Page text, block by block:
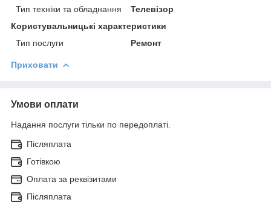
Тип техніки та обладнання
Телевізор
Користувальницькі характеристики
Тип послуги
Ремонт
Приховати
Умови оплати
Надання послуги тільки по передоплаті.
Післяплата
Готівкою
Оплата за реквізитами
Післяплата